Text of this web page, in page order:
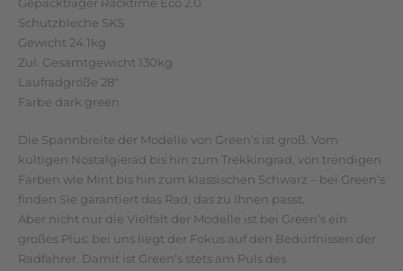
Gepäckträger Racktime Eco 2.0
Schutzbleche SKS
Gewicht 24.1kg
Zul. Gesamtgewicht 130kg
Laufradgröße 28″
Farbe dark green
Die Spannbreite der Modelle von Green‘s ist groß. Vom
kultigen Nostalgierad bis hin zum Trekkingrad, von trendigen
Farben wie Mint bis hin zum klassischen Schwarz – bei Green‘s
finden Sie garantiert das Rad, das zu Ihnen passt.
Aber nicht nur die Vielfalt der Modelle ist bei Green’s ein
großes Plus: bei uns liegt der Fokus auf den Bedürfnissen der
Radfahrer. Damit ist Green‘s stets am Puls des